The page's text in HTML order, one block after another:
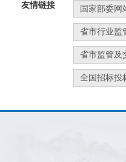
友情链接